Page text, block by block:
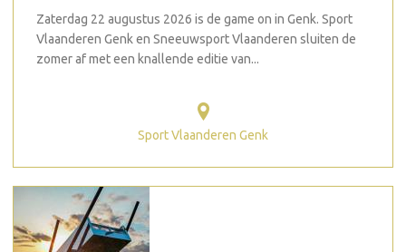
Zaterdag 22 augustus 2026 is de game on in Genk. Sport
Vlaanderen Genk en Sneeuwsport Vlaanderen sluiten de
zomer af met een knallende editie van...
Sport Vlaanderen Genk